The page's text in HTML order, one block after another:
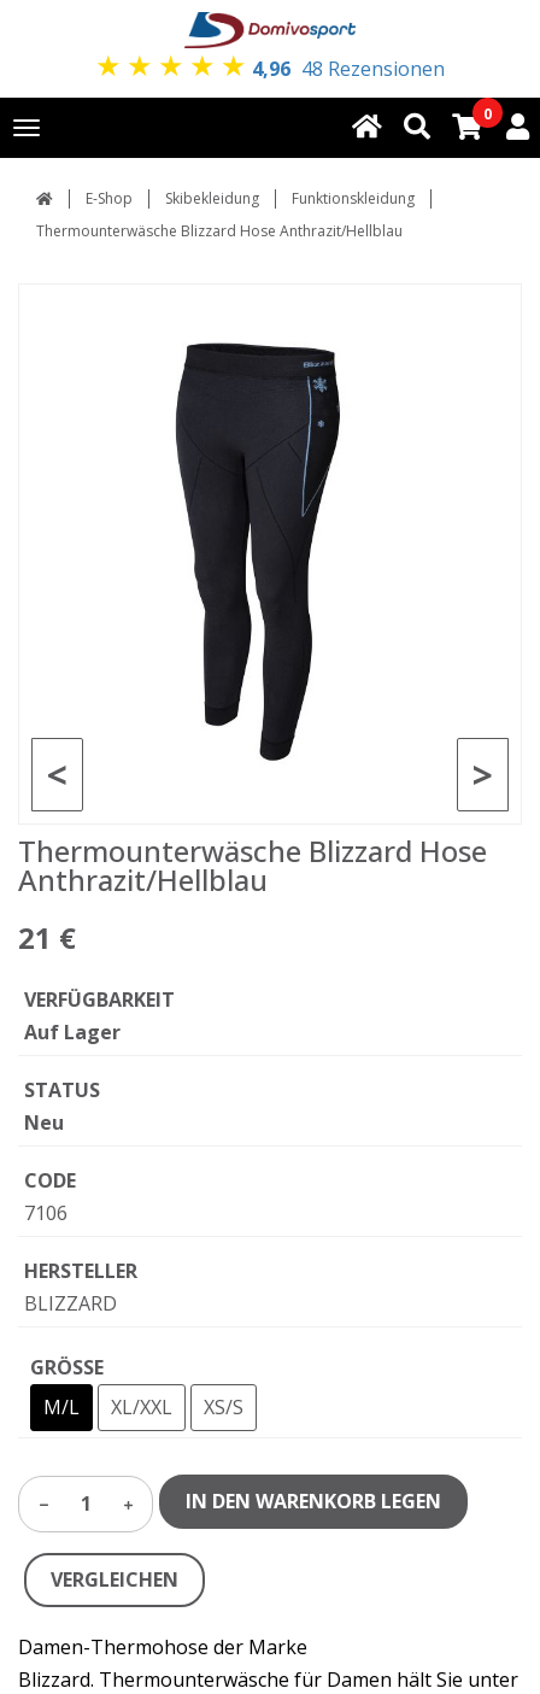
★ ★ ★ ★ ★ 4,96 48 Rezensionen
Toggle
navigation
0
E-Shop Skibekleidung
Funktionskleidung
Thermounterwäsche Blizzard Hose Anthrazit/Hellblau
>
<
Thermounterwäsche Blizzard Hose
Anthrazit/Hellblau
21 €
VERFÜGBARKEIT
Auf Lager
STATUS
Neu
CODE
7106
HERSTELLER
BLIZZARD
GRÖSSE
M/L
XL/XXL XS/S
1 IN DEN WARENKORB LEGEN
VERGLEICHEN
Damen-Thermohose der Marke
Blizzard. Thermounterwäsche für Damen hält Sie unter